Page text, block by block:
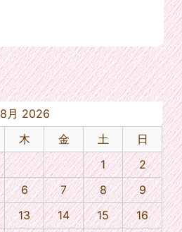
8月 2026
木 金 土
日
1
2
6 7 8
9
13 14 15
16